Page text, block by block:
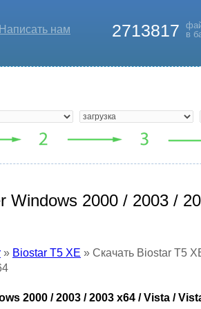
Написать нам 2713817
в
Windows 2000 / 2003 /
» Biostar T5 XE » Скачать Biostar T5
2000 / 2003 / 2003 x64 / Vista /